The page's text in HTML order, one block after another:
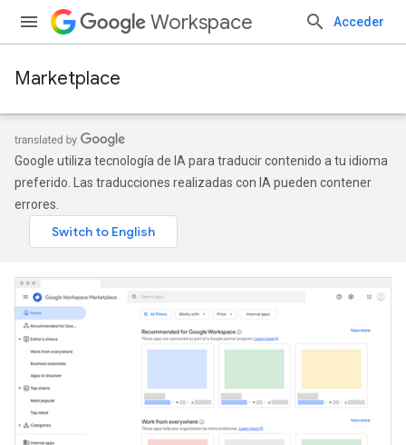
Workspace Acceder
Marketplace
Google utiliza tecnología de IA para traducir contenido a tu idioma
preferido. Las traducciones realizadas con IA pueden contener
errores.